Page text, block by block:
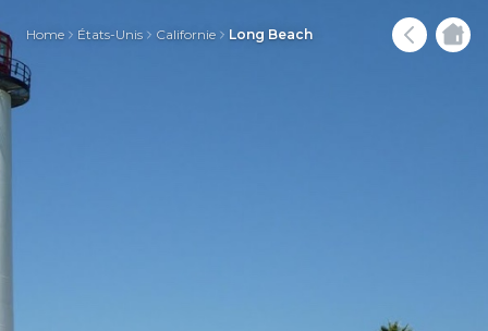
Home États-Unis Californie Long Beach